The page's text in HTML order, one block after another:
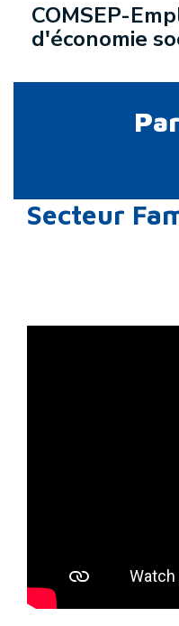
COMSEP-
d'économie
Secteur